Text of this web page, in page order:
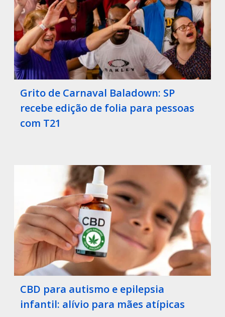
Grito de Carnaval Baladown: SP
recebe edição de folia para pessoas
com T21
CBD para autismo e epilepsia
infantil: alívio para mães atípicas